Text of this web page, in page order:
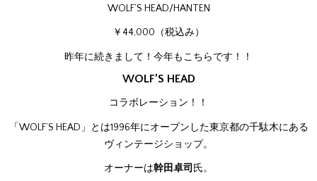
WOLF’S HEAD/HANTEN
￥44,000（税込み）
昨年に続きまして！今年もこちらです！！
WOLF’S HEAD
コラボレーション！！
「WOLF’S HEAD」とは1996年にオープンした東京都の千駄木にある
ヴィンテージショップ。
オーナーは幹田卓司氏。